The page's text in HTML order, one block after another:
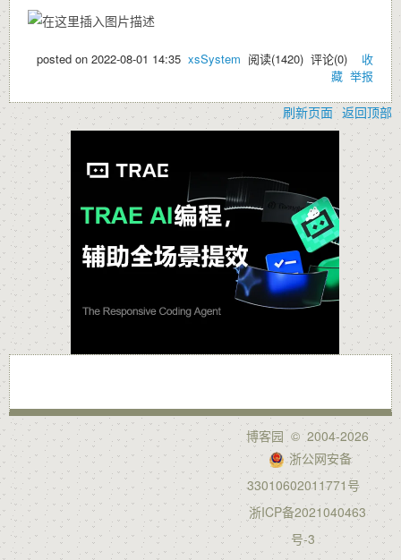
posted on 2022-08-01 14:35 xsSystem 阅读(1420) 评论(0) 收
藏 举报
刷新页面 返回顶部
博客园© 2004-2026
浙公网安备
33010602011771号
浙ICP备2021040463
号-3